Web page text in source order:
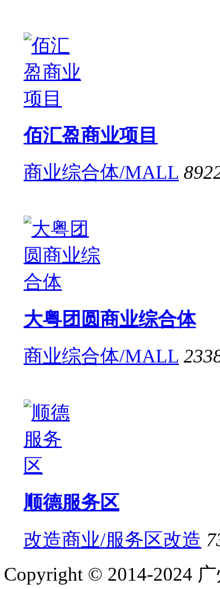
佰汇盈商业项目
商业综合体/MALL
大粤团圆商业综合体
商业综合体/MALL
顺德服务区
改造商业/服务区改造
Copyright © 2014-2024